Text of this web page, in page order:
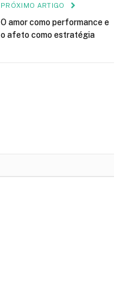
PRÓXIMO ARTIGO
O amor como performance e
o afeto como estratégia